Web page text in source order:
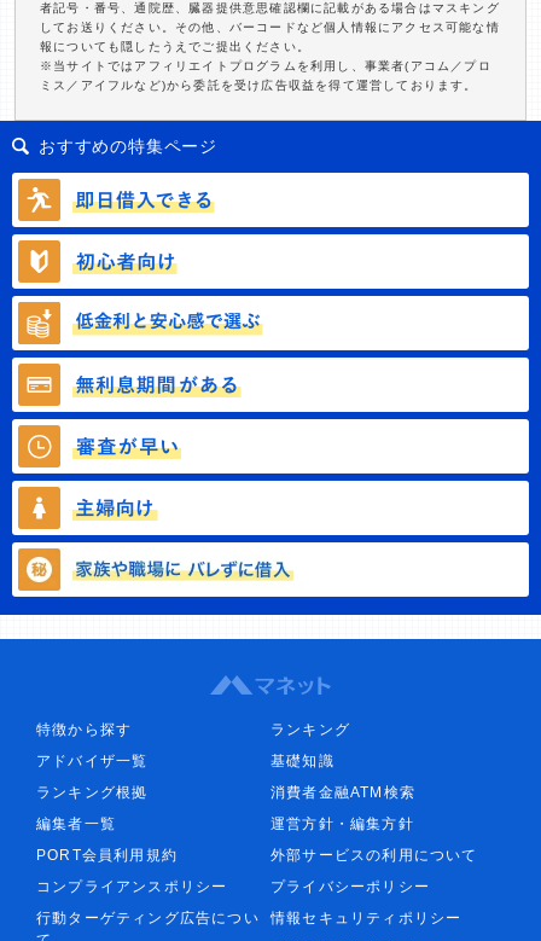
者記号・番号、通院歴、臓器提供意思確認欄に記載がある場合はマスキング
してお送りください。その他、バーコードなど個人情報にアクセス可能な情
報についても隠したうえでご提出ください。
※当サイトではアフィリエイトプログラムを利用し、事業者(アコム／プロ
ミス／アイフルなど)から委託を受け広告収益を得て運営しております。
おすすめの特集ページ
特徴から探す
ランキング
アドバイザ一覧
基礎知識
ランキング根拠
消費者金融ATM検索
編集者一覧
運営方針・編集方針
PORT会員利用規約
外部サービスの利用について
コンプライアンスポリシー
プライバシーポリシー
行動ターゲティング広告につい
情報セキュリティポリシー